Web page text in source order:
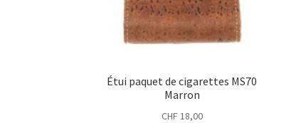
Étui paquet de cigarettes MS70
Marron
CHF 18,00